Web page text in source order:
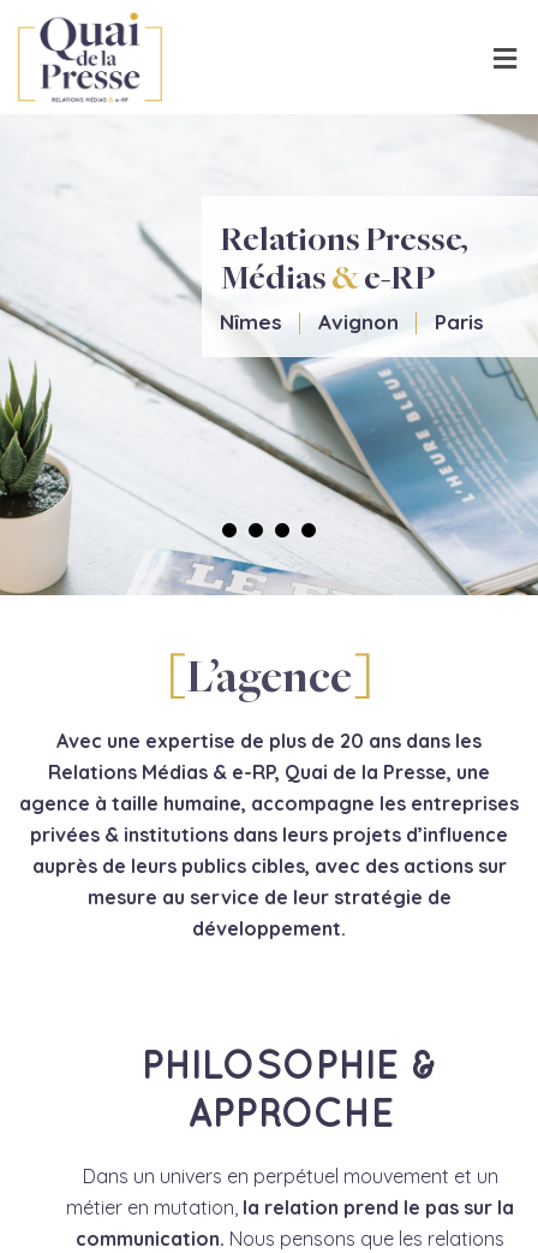
Relations Presse,
Médias &e-RP
Nîmes Avignon Paris
L’agence
Avec une expertise de plus de 20 ans dans les
Relations Médias & e-RP, Quai de la Presse, une
agence à taille humaine, accompagne les entreprises
privées & institutions dans leurs projets d’influence
auprès de leurs publics cibles, avec des actions sur
mesure au service de leur stratégie de
développement.
PHILOSOPHIE &
APPROCHE
Dans un univers en perpétuel mouvement et un
métier en mutation, la relation prend le pas sur la
communication. Nous pensons que les relations